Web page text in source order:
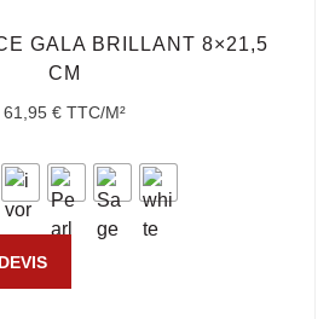
GALA BRILLANT 8×21,5
CM
61,95 € TTC/M²